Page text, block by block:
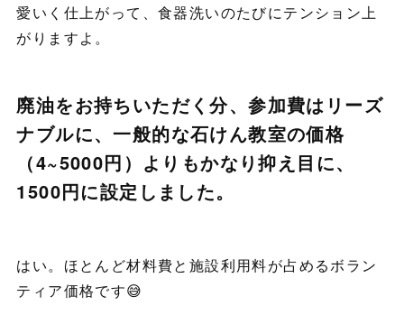
愛いく仕上がって、食器洗いのたびにテンション上
がりますよ。
廃油をお持ちいただく分、参加費はリーズ
ナブルに、一般的な石けん教室の価格
（4~5000円）よりもかなり抑え目に、
1500円に設定しました。
はい。ほとんど材料費と施設利用料が占めるボラン
ティア価格です😅